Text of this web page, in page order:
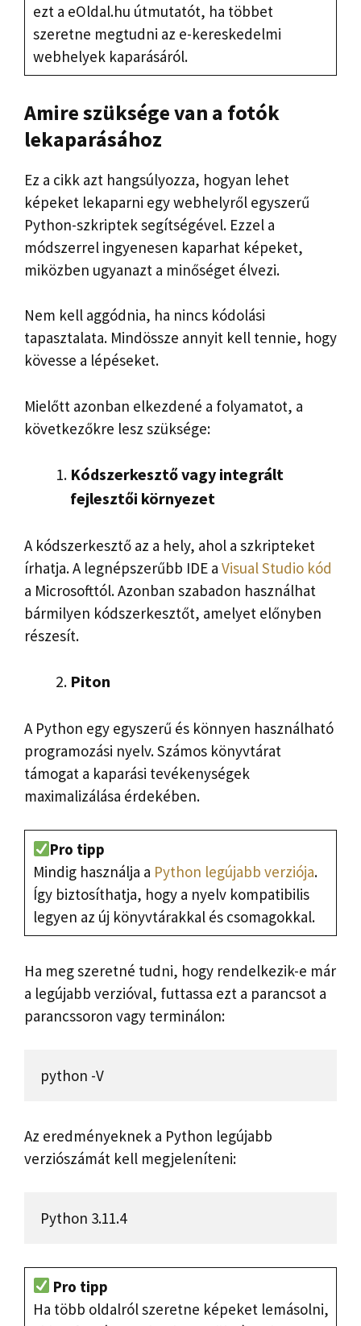
ezt a eOldal.hu útmutatót, ha többet
szeretne megtudni az e-kereskedelmi
webhelyek kaparásáról.
Amire szüksége van a fotók
lekaparásához
Ez a cikk azt hangsúlyozza, hogyan lehet
képeket lekaparni egy webhelyről egyszerű
Python-szkriptek segítségével. Ezzel a
módszerrel ingyenesen kaparhat képeket,
miközben ugyanazt a minőséget élvezi.
Nem kell aggódnia, ha nincs kódolási
tapasztalata. Mindössze annyit kell tennie, hogy
kövesse a lépéseket.
Mielőtt azonban elkezdené a folyamatot, a
következőkre lesz szüksége:
Kódszerkesztő vagy integrált
fejlesztői környezet
A kódszerkesztő az a hely, ahol a szkripteket
írhatja. A legnépszerűbb IDE a Visual Studio kód
a Microsofttól. Azonban szabadon használhat
bármilyen kódszerkesztőt, amelyet előnyben
részesít.
Piton
A Python egy egyszerű és könnyen használható
programozási nyelv. Számos könyvtárat
támogat a kaparási tevékenységek
maximalizálása érdekében.
Pro tipp
Mindig használja a Python legújabb verziója.
Így biztosíthatja, hogy a nyelv kompatibilis
legyen az új könyvtárakkal és csomagokkal.
Ha meg szeretné tudni, hogy rendelkezik-e már
a legújabb verzióval, futtassa ezt a parancsot a
parancssoron vagy terminálon:
python -V
Az eredményeknek a Python legújabb
verziószámát kell megjeleníteni:
Python 3.11.4
Pro tipp
Ha több oldalról szeretne képeket lemásolni,